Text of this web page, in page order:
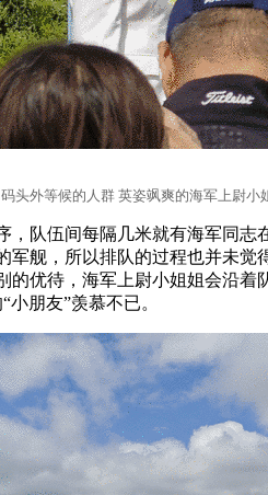
码头外等候的人群 英姿飒爽的海军上尉小
，队伍间每隔几米就有海军同志
军舰，所以排队的过程也并未觉
的优待，海军上尉小姐姐会沿着
小朋友”羡慕不已。